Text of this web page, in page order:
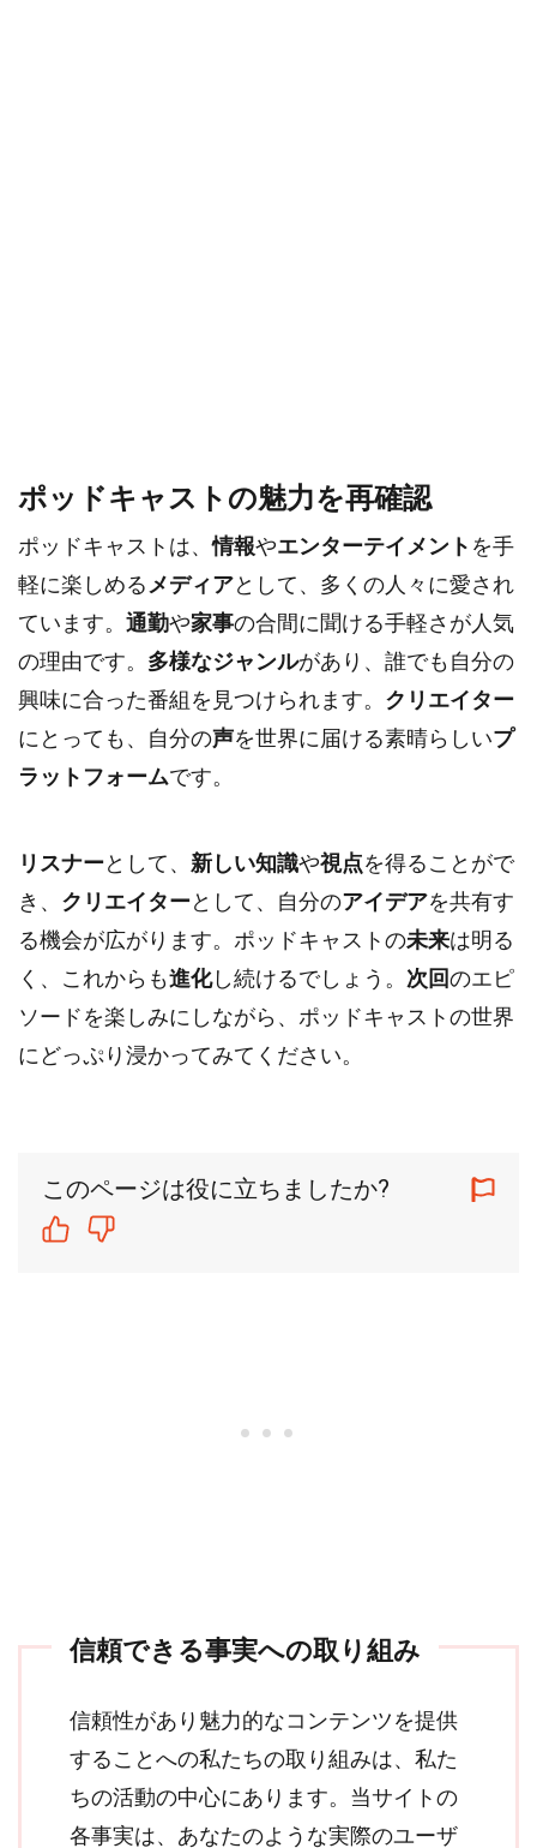
ポッドキャストの魅力を再確認
ポッドキャストは、情報やエンターテイメント を手
軽に楽しめる メディアとして、多くの人々に愛され
ています。 通勤や家事の合間に聞ける手軽さが人気
の理由です。 多様なジャンルがあり、誰でも自分の
興味に合った番組を見つけられます。 クリエイター
にとっても、自分の声を世界に届ける素晴らしいプ
ラットフォームです。
リスナーとして、 新しい知識や視点を得ることがで
き、 クリエイターとして、自分のアイデアを共有す
る機会が広がります。ポッドキャストの未来は明る
く、これからも進化し続けるでしょう。 次回のエピ
ソードを楽しみにしながら、ポッドキャストの世界
にどっぷり浸かってみてください。
このページは役に立ちましたか?
信頼できる事実への取り組み
信頼性があり魅力的なコンテンツを提供
することへの私たちの取り組みは、私た
ちの活動の中心にあります。当サイトの
各事実は、あなたのような実際のユーザ